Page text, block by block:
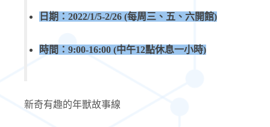
日期： 2022/1/5-2/26 (每周三、五、六開館)
時間： 9:00-16:00 (中午12點休息一小時)
新奇有趣的年獸故事線